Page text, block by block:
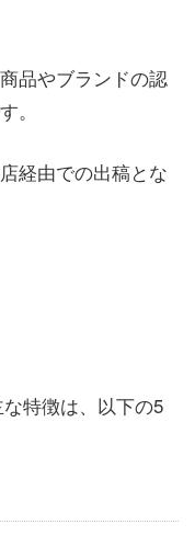
品やブランドの認
。
経由での出稿とな
特徴は、以下の5